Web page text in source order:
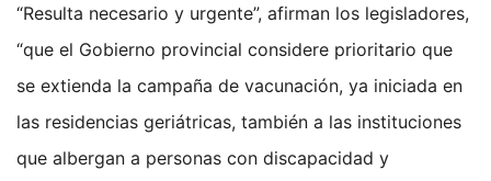
“Resulta necesario y urgente”, afirman los legisladores,
“que el Gobierno provincial considere prioritario que
se extienda la campaña de vacunación, ya iniciada en
las residencias geriátricas, también a las instituciones
que albergan a personas con discapacidad y